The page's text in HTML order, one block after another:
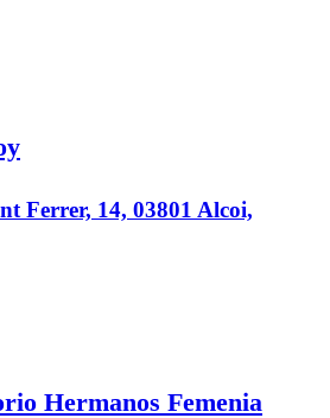
Ferrer, 14, 03801 Alcoi,
Hermanos Femenia